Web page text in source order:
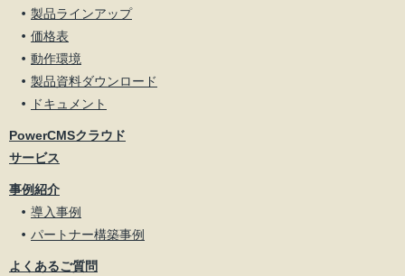
製品ラインアップ
価格表
動作環境
製品資料ダウンロード
ドキュメント
PowerCMSクラウド
サービス
事例紹介
導入事例
パートナー構築事例
よくあるご質問